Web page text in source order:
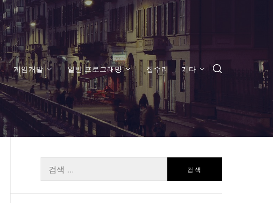
게임개발 일반 프로그래밍 집수리 기타
색: